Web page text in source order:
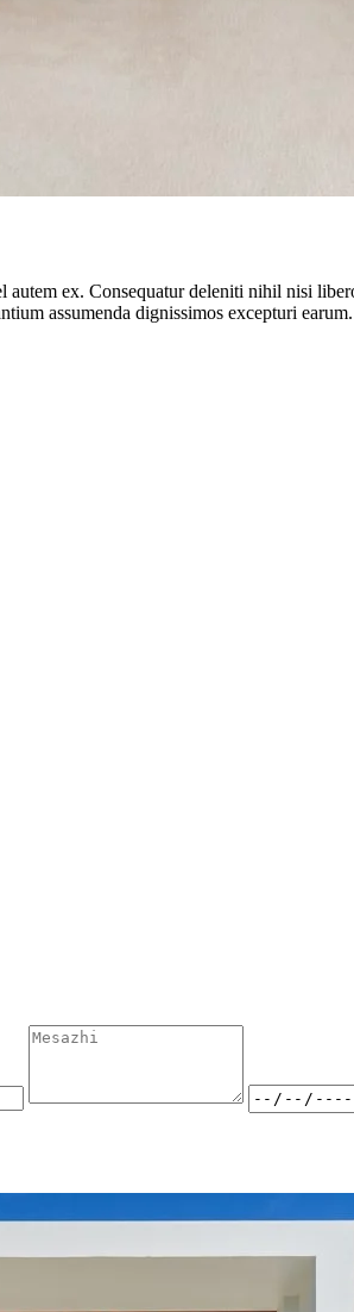
ex. Consequatur deleniti nihil nisi
assumenda dignissimos excepturi